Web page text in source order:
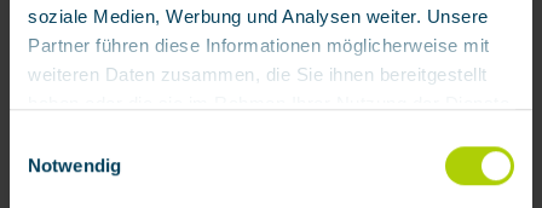
soziale Medien, Werbung und Analysen weiter. Unsere
Partner führen diese Informationen möglicherweise mit
weiteren Daten zusammen, die Sie ihnen bereitgestellt
Mit Klick auf „[Zustimmen / Alles akzeptieren / etc.]“
Notwendig